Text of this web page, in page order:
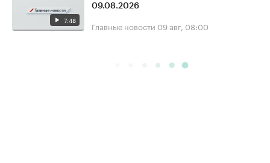
7:48
09.08.2026
Главные новости 09 авг, 08:00